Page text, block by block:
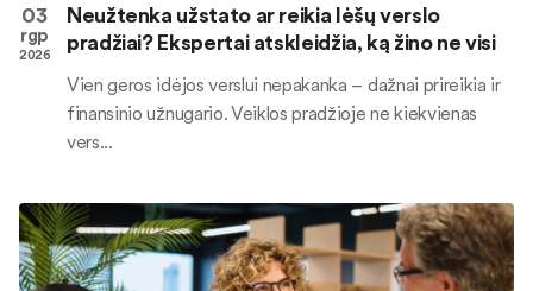
03
rgp
2026
Neužtenka užstato ar reikia lėšų verslo
pradžiai? Ekspertai atskleidžia, ką žino ne visi
Vien geros idėjos verslui nepakanka – dažnai prireikia ir
finansinio užnugario. Veiklos pradžioje ne kiekvienas
vers...